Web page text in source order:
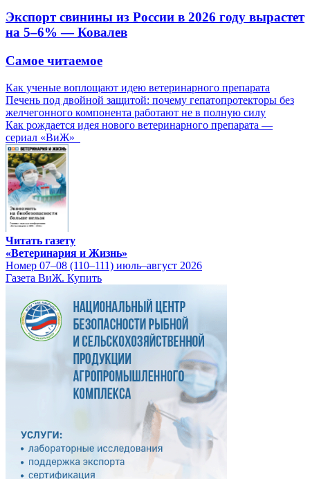
Экспорт свинины из России в 2026 году вырастет
на 5–6% — Ковалев
Самое читаемое
Как ученые воплощают идею ветеринарного препарата
Печень под двойной защитой: почему гепатопротекторы без
желчегонного компонента работают не в полную силу
Как рождается идея нового ветеринарного препарата —
сериал «ВиЖ»
Читать газету
«Ветеринария и Жизнь»
Номер 07–08 (110–111) июль–август 2026
Газета ВиЖ. Купить